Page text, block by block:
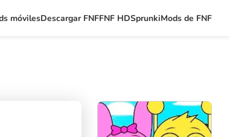
móvilesDescargar FNFFNF HDSprunkiMods de FNF